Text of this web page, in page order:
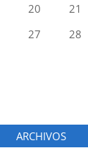
20 21
27 28
ARCHIVOS